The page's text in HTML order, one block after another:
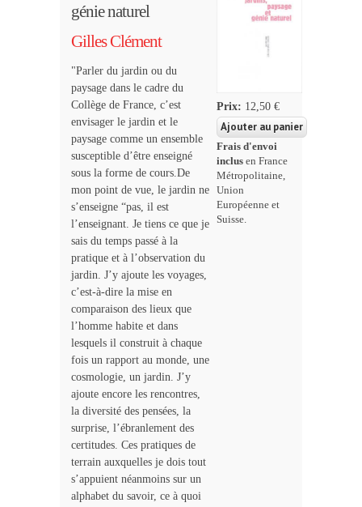
génie naturel
Gilles Clément
"Parler du jardin ou du
paysage dans le cadre du
Collège de France, c’est
envisager le jardin et le
paysage comme un ensemble
susceptible d’être enseigné
sous la forme de cours.De
mon point de vue, le jardin ne
s’enseigne “pas, il est
l’enseignant. Je tiens ce que je
sais du temps passé à la
pratique et à l’observation du
jardin. J’y ajoute les voyages,
c’est-à-dire la mise en
comparaison des lieux que
l’homme habite et dans
lesquels il construit à chaque
fois un rapport au monde, une
cosmologie, un jardin. J’y
ajoute encore les rencontres,
la diversité des pensées, la
surprise, l’ébranlement des
certitudes. Ces pratiques de
terrain auxquelles je dois tout
s’appuient néanmoins sur un
alphabet du savoir, ce à quoi
Prix: 12,50 €
Frais d'envoi
inclus en France
Métropolitaine,
Union
Européenne et
Suisse.